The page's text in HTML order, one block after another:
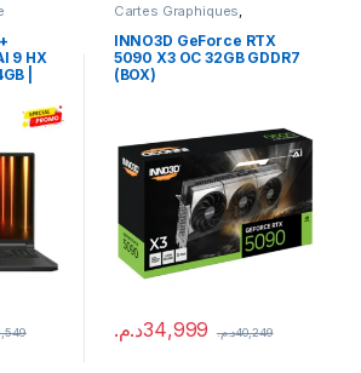
9 HX
|
Cartes Graphiques
Composants Gaming
INNO3D GeForce RTX
5090 X3 OC 32GB GDDR7
(BOX)
34,999د.م. 40,249د.م.